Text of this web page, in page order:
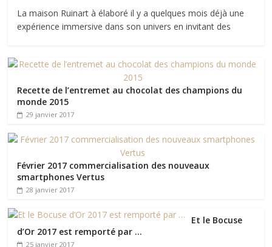
La maison Ruinart à élaboré il y a quelques mois déjà une
expérience immersive dans son univers en invitant des
Recette de l’entremet au chocolat des champions du
monde 2015
29 janvier 2017
Février 2017 commercialisation des nouveaux
smartphones Vertus
28 janvier 2017
Et le Bocuse
d’Or 2017 est remporté par …
25 janvier 2017